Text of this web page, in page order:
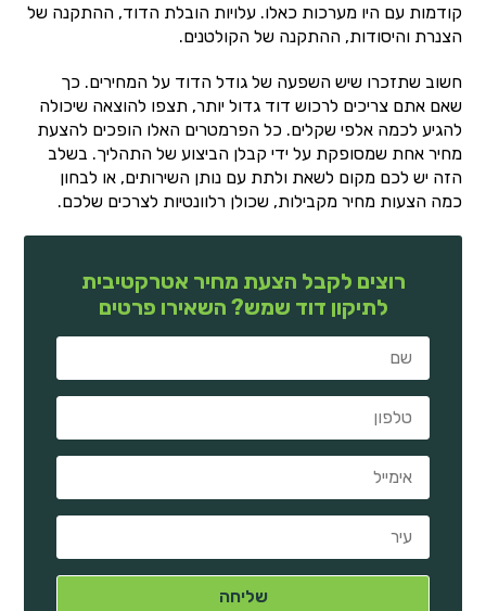
קודמות עם היו מערכות כאלו. עלויות הובלת הדוד, ההתקנה של
הצנרת והיסודות, ההתקנה של הקולטנים.
חשוב שתזכרו שיש השפעה של גודל הדוד על המחירים. כך
שאם אתם צריכים לרכוש דוד גדול יותר, תצפו להוצאה שיכולה
להגיע לכמה אלפי שקלים. כל הפרמטרים האלו הופכים להצעת
מחיר אחת שמסופקת על ידי קבלן הביצוע של התהליך. בשלב
הזה יש לכם מקום לשאת ולתת עם נותן השירותים, או לבחון
כמה הצעות מחיר מקבילות, שכולן רלוונטיות לצרכים שלכם.
רוצים לקבל הצעת מחיר אטרקטיבית
לתיקון דוד שמש? השאירו פרטים